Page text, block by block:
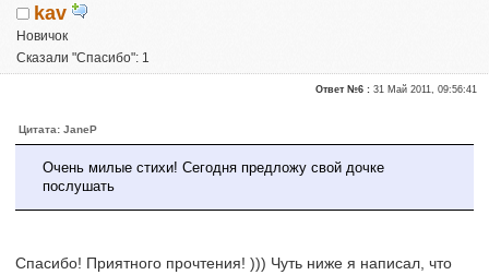
kav
Новичок
Сказали "Спасибо": 1
Репутация:0
Ответ №6 :31 Май 2011, 09:56:41
Цитата: JaneP
Очень милые стихи! Сегодня предложу свой дочке
послушать
Спасибо! Приятного прочтения! ))) Чуть ниже я написал, что